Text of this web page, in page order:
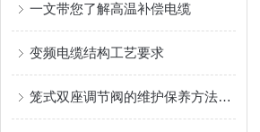
一文带您了解高温补偿电缆
变频电缆结构工艺要求
笼式双座调节阀的维护保养方法有哪些？